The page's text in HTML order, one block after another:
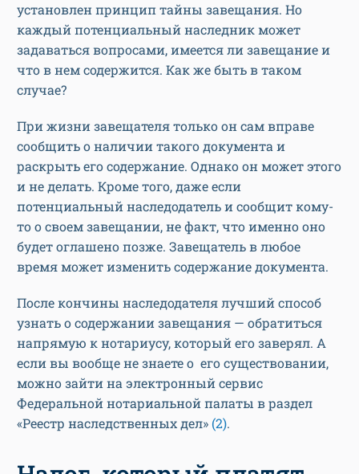
установлен принцип тайны завещания. Но
каждый потенциальный наследник может
задаваться вопросами, имеется ли завещание и
что в нем содержится. Как же быть в таком
случае?
При жизни завещателя только он сам вправе
сообщить о наличии такого документа и
раскрыть его содержание. Однако он может этого
и не делать. Кроме того, даже если
потенциальный наследодатель и сообщит кому-
то о своем завещании, не факт, что именно оно
будет оглашено позже. Завещатель в любое
время может изменить содержание документа.
После кончины наследодателя лучший способ
узнать о содержании завещания — обратиться
напрямую к нотариусу, который его заверял. А
если вы вообще не знаете о его существовании,
можно зайти на электронный сервис
Федеральной нотариальной палаты в раздел
«Реестр наследственных дел» (2).